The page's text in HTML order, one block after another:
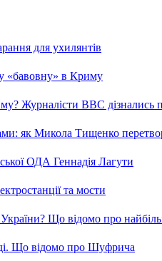
для ухилянтів
«бавовну» в Криму
Журналісти ВВС дізнались
як Микола Тищенко
ОДА Геннадія Лагути
та мости
Що відомо про
Що відомо про Шуфрича